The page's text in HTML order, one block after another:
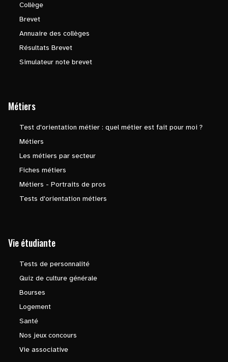
Collège
Brevet
Annuaire des collèges
Résultats Brevet
Simulateur note brevet
Métiers
Test d'orientation métier : quel métier est fait pour moi ?
Métiers
Les métiers par secteur
Fiches métiers
Métiers - Portraits de pros
Tests d'orientation métiers
Vie étudiante
Tests de personnalité
Quiz de culture générale
Bourses
Logement
Santé
Nos jeux concours
Vie associative